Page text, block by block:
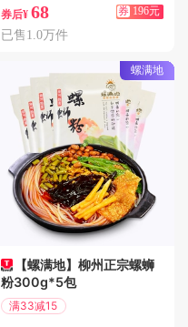
券后¥ 68 券 196元
已售1.0万件
螺满地
【螺满地】柳州正宗螺蛳
粉300g*5包
满33减15